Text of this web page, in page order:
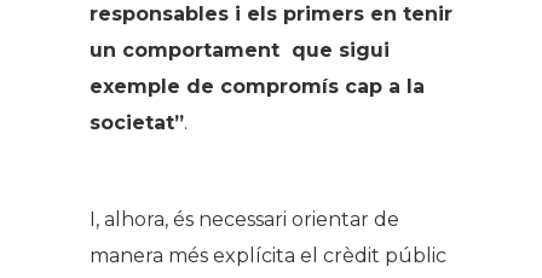
responsables i els primers en tenir
un comportament que sigui
exemple de compromís cap a la
societat”.
I, alhora, és necessari orientar de
manera més explícita el crèdit públic